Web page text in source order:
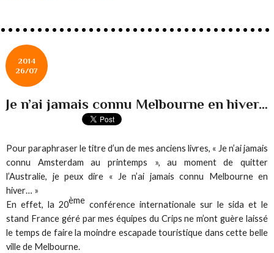
2014
26/07
Je n’ai jamais connu Melbourne en hiver…
Pour paraphraser le titre d’un de mes anciens livres, « Je n’ai jamais
connu Amsterdam au printemps », au moment de quitter
l’Australie, je peux dire « Je n’ai jamais connu Melbourne en
hiver… »
En effet, la 20ème conférence internationale sur le sida et le
stand France géré par mes équipes du Crips ne m’ont guère laissé
le temps de faire la moindre escapade touristique dans cette belle
ville de Melbourne.